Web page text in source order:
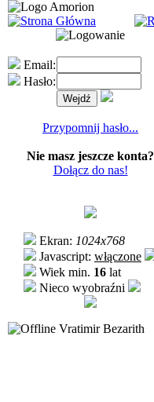
Email:
Hasło:
Przypomnij hasło...
Nie masz jeszcze konta?
Dołącz do nas!
Ekran: 1024x768
Javascript: włączone
Wiek min. 16 lat
Nieco wyobraźni
Vratimir Bezarith